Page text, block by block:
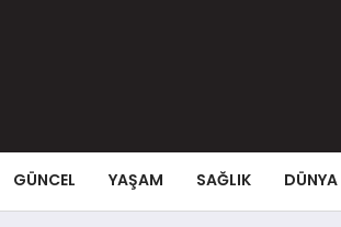
GÜNCEL YAŞAM SAĞLIK DÜNYA